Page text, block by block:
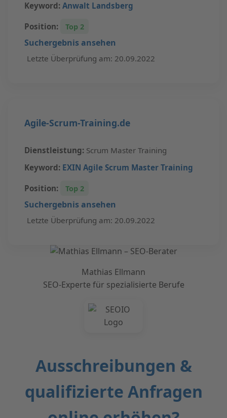
Keyword: Anwalt Landsberg
Position: Top 2
Suchergebnis ansehen
Letzte Überprüfung am: 20.09.2022
Agile-Scrum-Training.de
Dienstleistung: Scrum Master Training
Keyword: EXIN Agile Scrum Master Training
Position: Top 2
Suchergebnis ansehen
Letzte Überprüfung am: 20.09.2022
Mathias Ellmann
SEO-Experte für spezialisierte Berufe
Ausschreibungen &
qualifizierte Anfragen